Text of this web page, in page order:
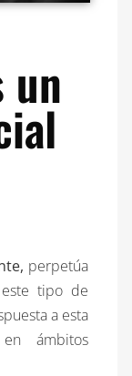
un
perpetúa
tipo de
a esta
ámbitos